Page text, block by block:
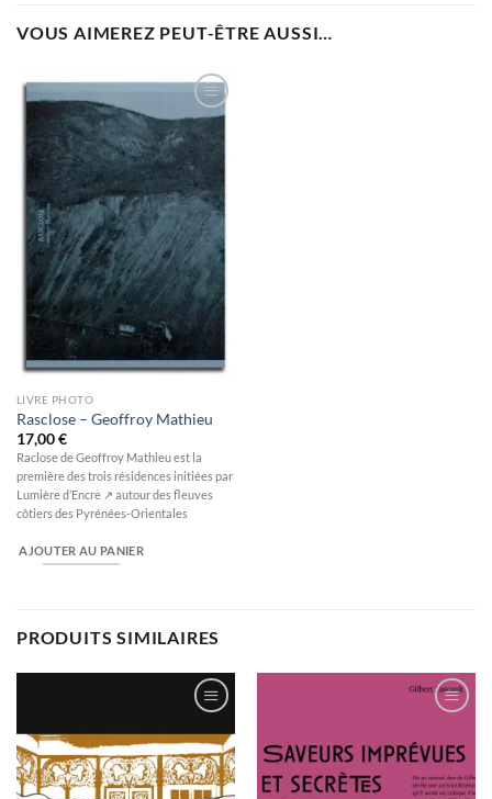
VOUS AIMEREZ PEUT-ÊTRE AUSSI…
Ajouter
à la
wishlist
LIVRE PHOTO
Rasclose – Geoffroy Mathieu
17,00€
Raclose de Geoffroy Mathieu est la
première des trois résidences initiées par
Lumière d’Encre ↗ autour des fleuves
côtiers des Pyrénées-Orientales
AJOUTER AU PANIER
PRODUITS SIMILAIRES
à la
wishlist
à la
wishlist